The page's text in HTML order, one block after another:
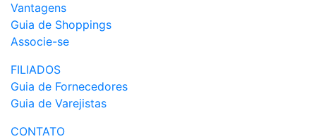
Vantagens
Guia de Shoppings
Associe-se
FILIADOS
Guia de Fornecedores
Guia de Varejistas
CONTATO